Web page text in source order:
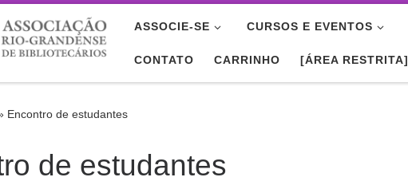
ASSOCIE-SE CURSOS E EVENTOS
CONTATO CARRINHO [ÁREA RESTRITA]
Encontro de estudantes
de estudantes